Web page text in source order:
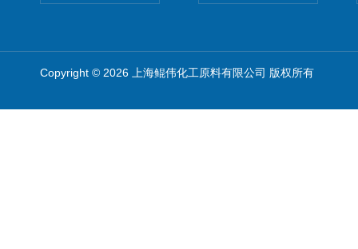
Copyright © 2026 上海鲲伟化工原料有限公司 版权所有